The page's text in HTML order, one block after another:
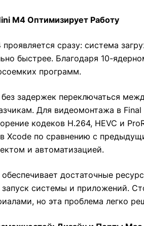
M4 Оптимизирует Работу
сразу: система
быстрее. Благодаря 10-
программ.
задержек переключаться
Для видеомонтажа в
кодеков H.264, HEVC и
Xcode по сравнению с
и автоматизацией.
достаточные
системы и приложений.
но эта проблема легко